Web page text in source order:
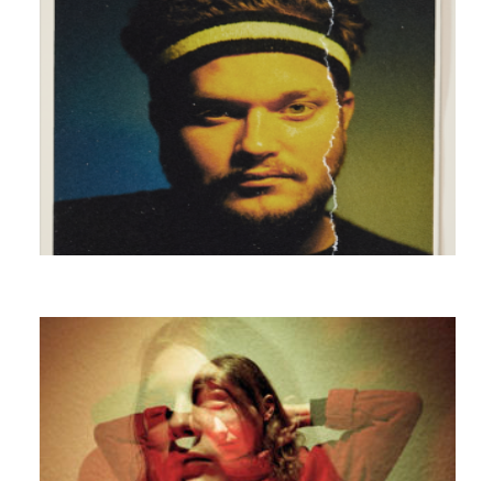
ROMAIN FX
TECHNOLOGY FOR THE AFTERLIFE